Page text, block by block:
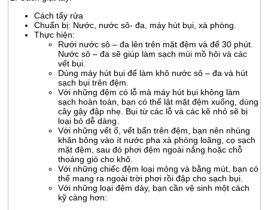
GIẢM
GIÁ
EVERONLITE
Cách tẩy rửa
Chuẩn bị: Nước, nước sô- đa, máy hút bụi, xà phòng.
Thực hiện:
Rưới nước sô – đa lên trên mặt đệm và để 30 phút.
Nước sô – đa sẽ giúp làm sạch mùi mồ hôi và các
vết bụi.
Dùng máy hút bụi để làm khô nước sô – đa và hút
sạch bụi trên đệm.
Với những đệm có lỗ mà máy hút bụi không làm
sạch hoàn toàn, bạn có thể lật mặt đệm xuống, dùng
cây gậy đập nhẹ. Bụi từ các lỗ và các kẽ nhỏ sẽ bị
loại bỏ dễ dàng.
Với những vết ố, vết bẩn trên đệm, bạn nên nhúng
khăn bông vào ít nước pha xà phòng loãng, cọ sạch
mặt đệm, sau đó phơi đệm ngoài nắng hoặc chỗ
thoáng gió cho khô.
Với những chiếc đệm loại mỏng và bằng mút, bạn có
thể mang ra ngoài trời phơi rồi đập cho sạch bụi.
Với những loại đệm dày, bạn cần vệ sinh một cách
kỹ càng hơn: